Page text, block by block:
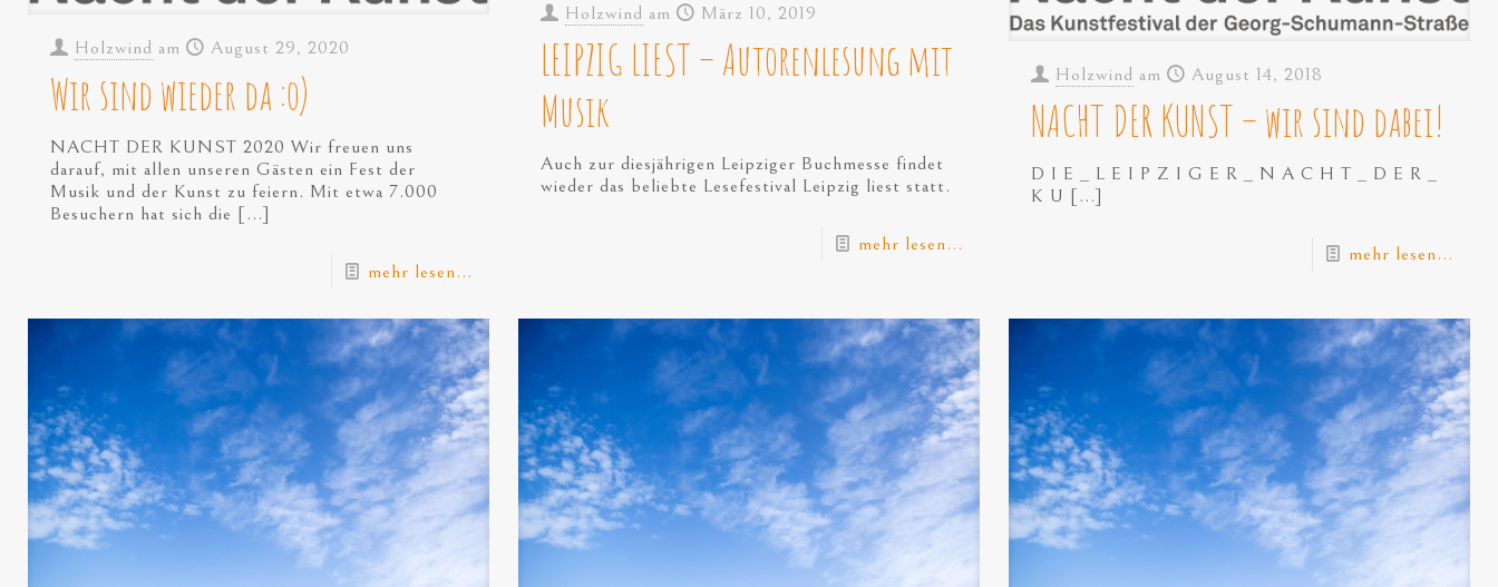
Holzwind am August 29, 2020
Wir sind wieder da :o)
NACHT DER KUNST 2020 Wir freuen uns
darauf, mit allen unseren Gästen ein Fest der
Musik und der Kunst zu feiern. Mit etwa 7.000
Besuchern hat sich die […]
mehr lesen...
Holzwind am März 10, 2019
LEIPZIG LIEST – Autorenlesung mit
Musik
Auch zur diesjährigen Leipziger Buchmesse findet
wieder das beliebte Lesefestival Leipzig liest statt.
mehr lesen...
Holzwind am August 14, 2018
NACHT DER KUNST – wir sind dabei!
D I E _ L E I P Z I G E R _ N A C H T _ D E R _
K U […]
mehr lesen...